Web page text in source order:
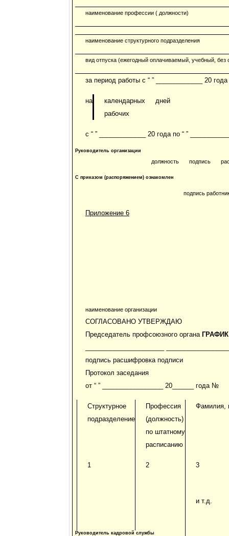
наименование профессии ( должности)
наименование структурного подразделения
вид отпуска (ежегодный оплачиваемый, учебный, без
за период работы с “ ” _____________ 20
на календарных
дней
рабочих
с “ ” _____________ 20 года по “ ”
Руководитель организации
должность подпись
С приказом (распоряжением) ознакомлен
подпись
Приложение 6
наименование организации
СОГЛАСОВАНО УТВЕРЖДАЮ
Председатель профсоюзного органа
подпись расшифровка подписи
Протокол заседания
от “ ” _________________ 20______ года №
Структурное
подразделение
Профессия
(должность)
по штатному
расписанию
Фамилия,
1 2 3
и т.д.
Руководитель кадровой службы